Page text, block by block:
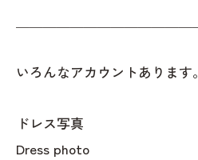
いろんなアカウントあります。
ドレス写真
Dress photo